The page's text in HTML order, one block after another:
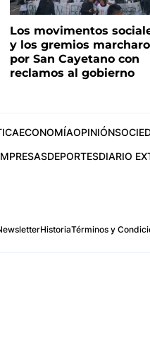
Los movimentos
y los gremios
por San Cayetano con
reclamos al gobierno
ECONOMÍAOPINIÓN
DEPORTESDIARIO
HistoriaTérminos y